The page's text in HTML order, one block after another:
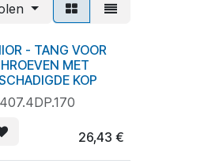
- TANG VOOR
MET
KOP
26,43 €